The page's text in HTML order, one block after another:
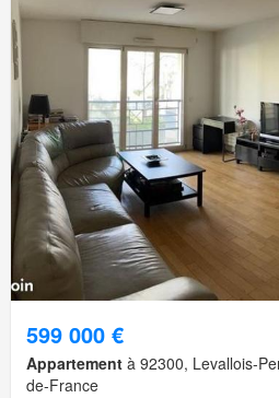
599 000 €
Appartement à 92300, Levallois-
de-France